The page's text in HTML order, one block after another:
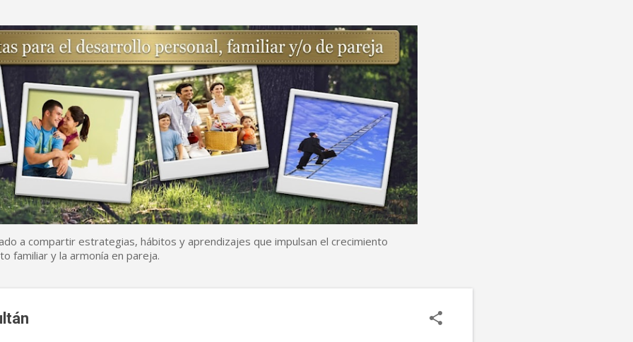
a compartir estrategias, hábitos y aprendizajes que impulsan el crecimiento
familiar y la armonía en pareja.